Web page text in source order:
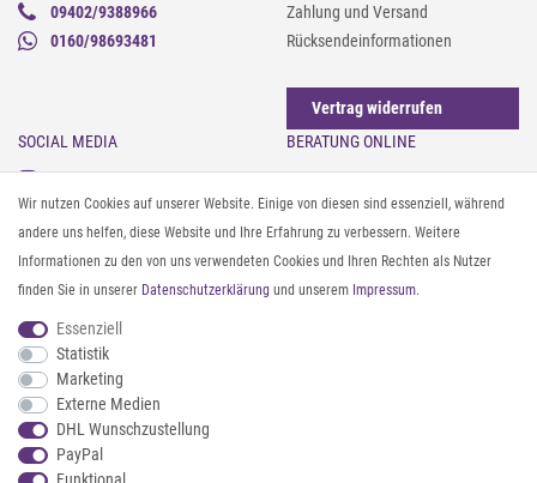
09402/9388966
0160/98693481
Zahlung und Versand
Rücksendeinformationen
Vertrag widerrufen
SOCIAL MEDIA
Instagram
Facebook
Pinterest
Twitter
Youtube
Threads
BERATUNG ONLINE
Gürtel messen & kürzen
Sonnenbrillen & UV-Schutz
Textilpflege
Textil- und Material-Guide
Geldbörse richtig organisieren
ZAHLUNG & VERSAND
Wir nutzen Cookies auf unserer Website. Einige von diesen sind essenziell, während
andere uns helfen, diese Website und Ihre Erfahrung zu verbessern. Weitere
Informationen zu den von uns verwendeten Cookies und Ihren Rechten als Nutzer
finden Sie in unserer Daten­schutz­erklärung und unserem Impressum.
Essenziell
Statistik
Marketing
Externe Medien
DHL Wunschzustellung
PayPal